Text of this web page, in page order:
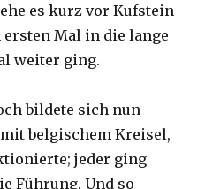
es kurz vor Kufstein
Mal in die lange
weiter ging.
bildete sich nun
belgischem Kreisel,
jeder ging
Führung. Und so